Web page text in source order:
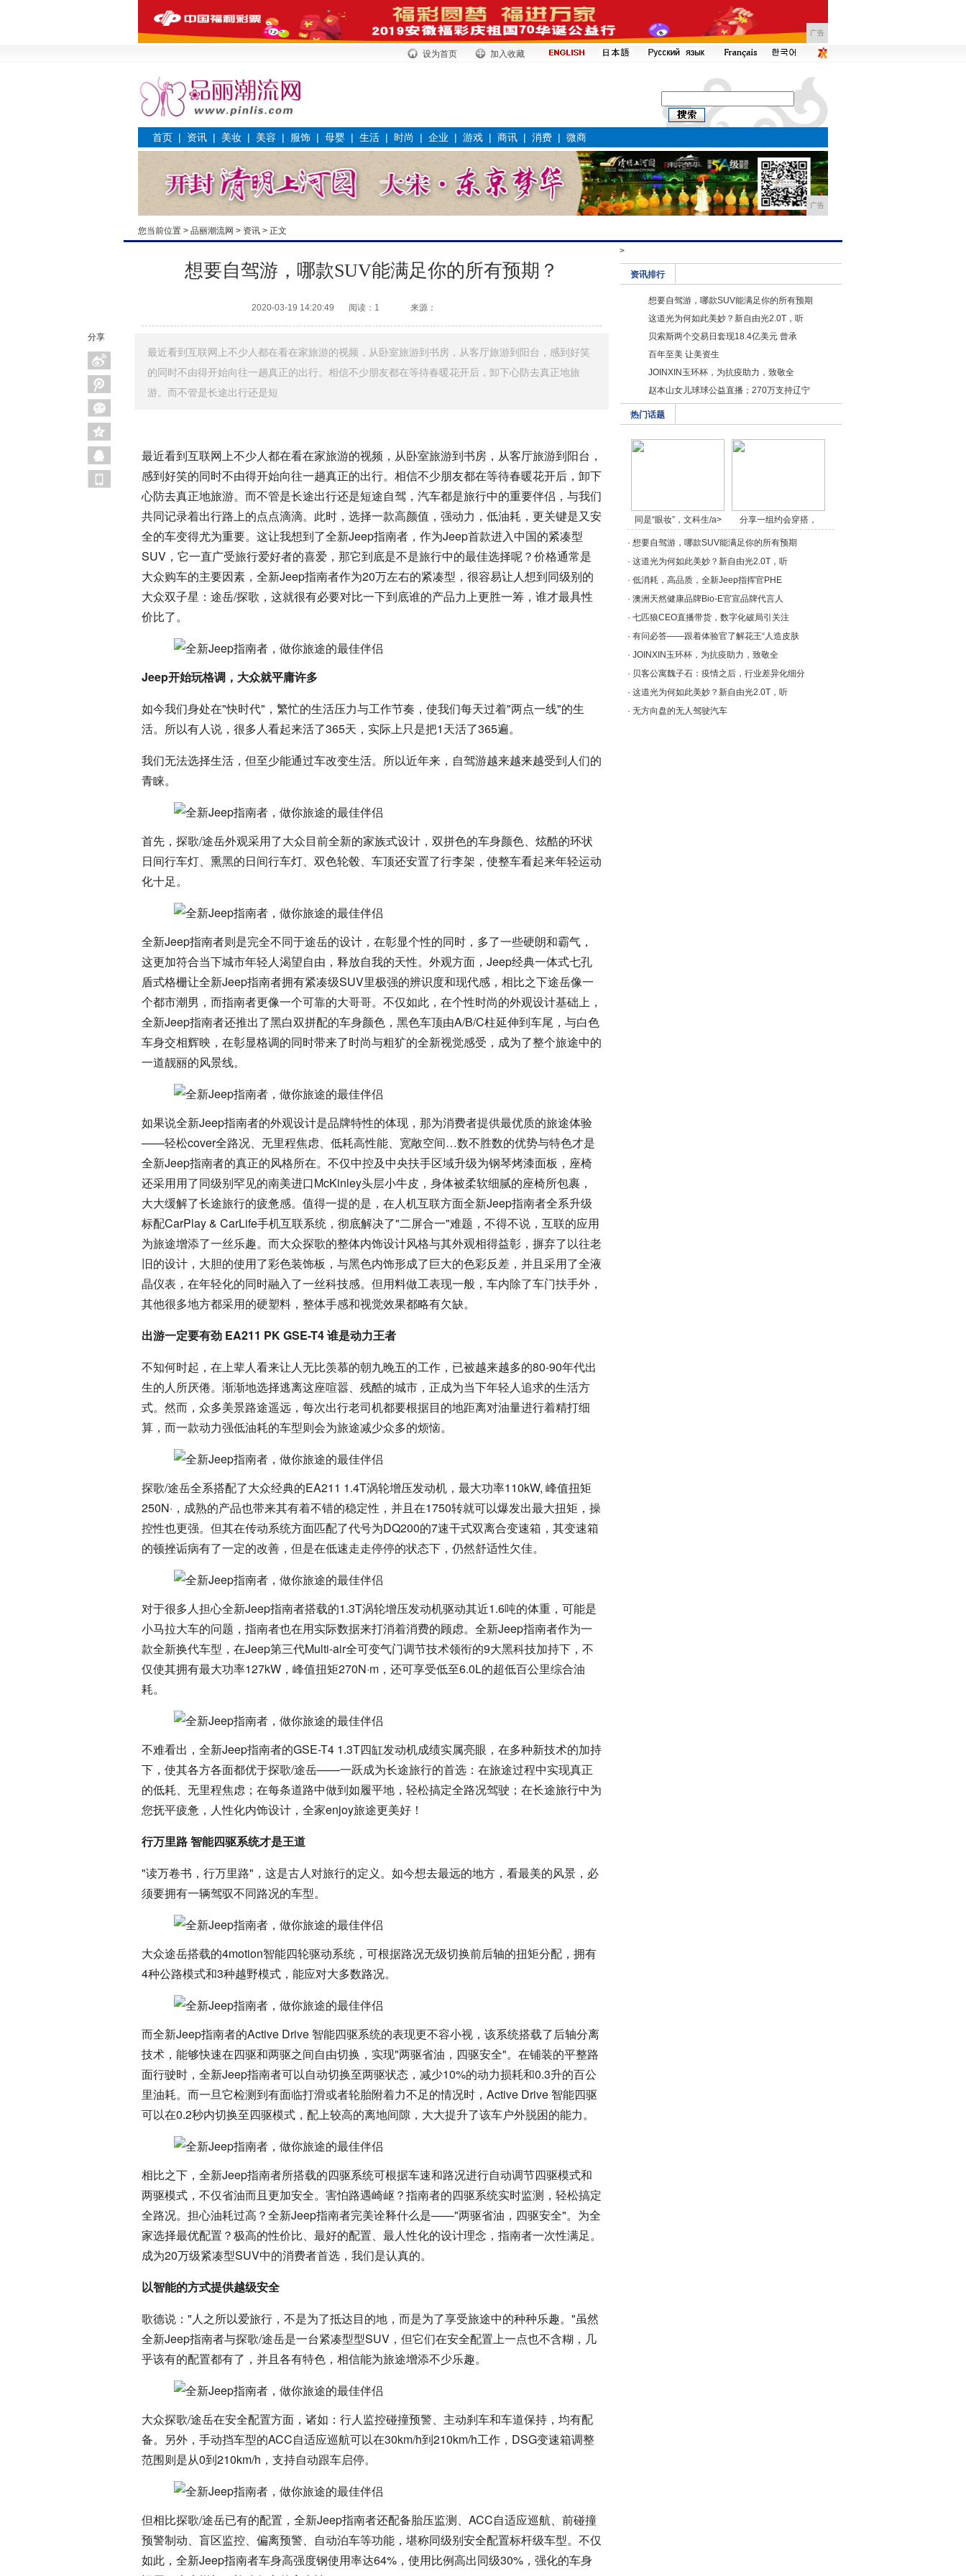
广告
设为首页 加入收藏
首页 | 资讯 | 美妆 | 美容 | 服饰 | 母婴 | 生活 | 时尚 | 企业 | 游戏 | 商讯 | 消费 | 微商
广告
您当前位置 > 品丽潮流网 > 资讯 > 正文
>
分享
想要自驾游，哪款SUV能满足你的所有预期？
2020-03-19 14:20:49 阅读：1 来源：
最近看到互联网上不少人都在看在家旅游的视频，从卧室旅游到书房，从客厅旅游到阳台，感到好笑
的同时不由得开始向往一趟真正的出行。相信不少朋友都在等待春暖花开后，卸下心防去真正地旅
游。而不管是长途出行还是短
最近看到互联网上不少人都在看在家旅游的视频，从卧室旅游到书房，从客厅旅游到阳台，
感到好笑的同时不由得开始向往一趟真正的出行。相信不少朋友都在等待春暖花开后，卸下
心防去真正地旅游。而不管是长途出行还是短途自驾，汽车都是旅行中的重要伴侣，与我们
共同记录着出行路上的点点滴滴。此时，选择一款高颜值，强动力，低油耗，更关键是又安
全的车变得尤为重要。这让我想到了全新Jeep指南者，作为Jeep首款进入中国的紧凑型
SUV，它一直广受旅行爱好者的喜爱，那它到底是不是旅行中的最佳选择呢？价格通常是
大众购车的主要因素，全新Jeep指南者作为20万左右的紧凑型，很容易让人想到同级别的
大众双子星：途岳/探歌，这就很有必要对比一下到底谁的产品力上更胜一筹，谁才最具性
价比了。
Jeep开始玩格调，大众就平庸许多
如今我们身处在"快时代"，繁忙的生活压力与工作节奏，使我们每天过着"两点一线"的生
活。所以有人说，很多人看起来活了365天，实际上只是把1天活了365遍。
我们无法选择生活，但至少能通过车改变生活。所以近年来，自驾游越来越来越受到人们的
青睐。
首先，探歌/途岳外观采用了大众目前全新的家族式设计，双拼色的车身颜色、炫酷的环状
日间行车灯、熏黑的日间行车灯、双色轮毂、车顶还安置了行李架，使整车看起来年轻运动
化十足。
全新Jeep指南者则是完全不同于途岳的设计，在彰显个性的同时，多了一些硬朗和霸气，
这更加符合当下城市年轻人渴望自由，释放自我的天性。外观方面，Jeep经典一体式七孔
盾式格栅让全新Jeep指南者拥有紧凑级SUV里极强的辨识度和现代感，相比之下途岳像一
个都市潮男，而指南者更像一个可靠的大哥哥。不仅如此，在个性时尚的外观设计基础上，
全新Jeep指南者还推出了黑白双拼配的车身颜色，黑色车顶由A/B/C柱延伸到车尾，与白色
车身交相辉映，在彰显格调的同时带来了时尚与粗犷的全新视觉感受，成为了整个旅途中的
一道靓丽的风景线。
如果说全新Jeep指南者的外观设计是品牌特性的体现，那为消费者提供最优质的旅途体验
——轻松cover全路况、无里程焦虑、低耗高性能、宽敞空间…数不胜数的优势与特色才是
全新Jeep指南者的真正的风格所在。不仅中控及中央扶手区域升级为钢琴烤漆面板，座椅
还采用用了同级别罕见的南美进口McKinley头层小牛皮，身体被柔软细腻的座椅所包裹，
大大缓解了长途旅行的疲惫感。值得一提的是，在人机互联方面全新Jeep指南者全系升级
标配CarPlay & CarLife手机互联系统，彻底解决了"二屏合一"难题，不得不说，互联的应用
为旅途增添了一丝乐趣。而大众探歌的整体内饰设计风格与其外观相得益彰，摒弃了以往老
旧的设计，大胆的使用了彩色装饰板，与黑色内饰形成了巨大的色彩反差，并且采用了全液
晶仪表，在年轻化的同时融入了一丝科技感。但用料做工表现一般，车内除了车门扶手外，
其他很多地方都采用的硬塑料，整体手感和视觉效果都略有欠缺。
出游一定要有劲 EA211 PK GSE-T4 谁是动力王者
不知何时起，在上辈人看来让人无比羡慕的朝九晚五的工作，已被越来越多的80-90年代出
生的人所厌倦。渐渐地选择逃离这座喧嚣、残酷的城市，正成为当下年轻人追求的生活方
式。然而，众多美景路途遥远，每次出行老司机都要根据目的地距离对油量进行着精打细
算，而一款动力强低油耗的车型则会为旅途减少众多的烦恼。
探歌/途岳全系搭配了大众经典的EA211 1.4T涡轮增压发动机，最大功率110kW, 峰值扭矩
250N·，成熟的产品也带来其有着不错的稳定性，并且在1750转就可以爆发出最大扭矩，操
控性也更强。但其在传动系统方面匹配了代号为DQ200的7速干式双离合变速箱，其变速箱
的顿挫诟病有了一定的改善，但是在低速走走停停的状态下，仍然舒适性欠佳。
对于很多人担心全新Jeep指南者搭载的1.3T涡轮增压发动机驱动其近1.6吨的体重，可能是
小马拉大车的问题，指南者也在用实际数据来打消着消费的顾虑。全新Jeep指南者作为一
款全新换代车型，在Jeep第三代Multi-air全可变气门调节技术领衔的9大黑科技加持下，不
仅使其拥有最大功率127kW，峰值扭矩270N·m，还可享受低至6.0L的超低百公里综合油
耗。
不难看出，全新Jeep指南者的GSE-T4 1.3T四缸发动机成绩实属亮眼，在多种新技术的加持
下，使其各方各面都优于探歌/途岳——一跃成为长途旅行的首选：在旅途过程中实现真正
的低耗、无里程焦虑；在每条道路中做到如履平地，轻松搞定全路况驾驶；在长途旅行中为
您抚平疲惫，人性化内饰设计，全家enjoy旅途更美好！
行万里路 智能四驱系统才是王道
"读万卷书，行万里路"，这是古人对旅行的定义。如今想去最远的地方，看最美的风景，必
须要拥有一辆驾驭不同路况的车型。
大众途岳搭载的4motion智能四轮驱动系统，可根据路况无级切换前后轴的扭矩分配，拥有
4种公路模式和3种越野模式，能应对大多数路况。
而全新Jeep指南者的Active Drive 智能四驱系统的表现更不容小视，该系统搭载了后轴分离
技术，能够快速在四驱和两驱之间自由切换，实现"两驱省油，四驱安全"。在铺装的平整路
面行驶时，全新Jeep指南者可以自动切换至两驱状态，减少10%的动力损耗和0.3升的百公
里油耗。而一旦它检测到有面临打滑或者轮胎附着力不足的情况时，Active Drive 智能四驱
可以在0.2秒内切换至四驱模式，配上较高的离地间隙，大大提升了该车户外脱困的能力。
相比之下，全新Jeep指南者所搭载的四驱系统可根据车速和路况进行自动调节四驱模式和
两驱模式，不仅省油而且更加安全。害怕路遇崎岖？指南者的四驱系统实时监测，轻松搞定
全路况。担心油耗过高？全新Jeep指南者完美诠释什么是——"两驱省油，四驱安全"。为全
家选择最优配置？极高的性价比、最好的配置、最人性化的设计理念，指南者一次性满足。
成为20万级紧凑型SUV中的消费者首选，我们是认真的。
以智能的方式提供越级安全
歌德说："人之所以爱旅行，不是为了抵达目的地，而是为了享受旅途中的种种乐趣。"虽然
全新Jeep指南者与探歌/途岳是一台紧凑型型SUV，但它们在安全配置上一点也不含糊，几
乎该有的配置都有了，并且各有特色，相信能为旅途增添不少乐趣。
大众探歌/途岳在安全配置方面，诸如：行人监控碰撞预警、主动刹车和车道保持，均有配
备。另外，手动挡车型的ACC自适应巡航可以在30km/h到210km/h工作，DSG变速箱调整
范围则是从0到210km/h，支持自动跟车启停。
但相比探歌/途岳已有的配置，全新Jeep指南者还配备胎压监测、ACC自适应巡航、前碰撞
预警制动、盲区监控、偏离预警、自动泊车等功能，堪称同级别安全配置标杆级车型。不仅
如此，全新Jeep指南者车身高强度钢使用率达64%，使用比例高出同级30%，强化的车身
资讯排行
想要自驾游，哪款SUV能满足你的所有预期
这道光为何如此美妙？新自由光2.0T，听
贝索斯两个交易日套现18.4亿美元 曾承
百年至美 让美资生
JOINXIN玉环杯，为抗疫助力，致敬全
赵本山女儿球球公益直播；270万支持辽宁
热门话题
同是“眼妆”，文科生/a>
分享一组约会穿搭，
做/a>
· 想要自驾游，哪款SUV能满足你的所有预期
· 这道光为何如此美妙？新自由光2.0T，听
· 低消耗，高品质，全新Jeep指挥官PHE
· 澳洲天然健康品牌Bio-E官宣品牌代言人
· 七匹狼CEO直播带货，数字化破局引关注
· 有问必答——跟着体验官了解花王“人造皮肤
· JOINXIN玉环杯，为抗疫助力，致敬全
· 贝客公寓魏子石：疫情之后，行业差异化细分
· 这道光为何如此美妙？新自由光2.0T，听
· 无方向盘的无人驾驶汽车